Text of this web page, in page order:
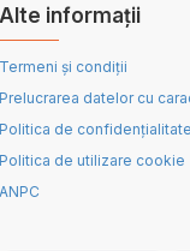
Alte informații
Termeni și condiții
Prelucrarea datelor cu
Politica de confidențialitate
Politica de utilizare cookie
ANPC